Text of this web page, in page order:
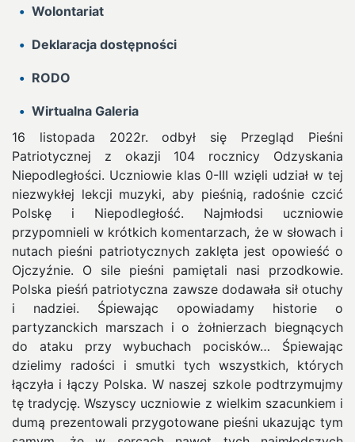
Wolontariat
Deklaracja dostępności
RODO
Wirtualna Galeria
16 listopada 2022r. odbył się Przegląd Pieśni
Patriotycznej z okazji 104 rocznicy Odzyskania
Niepodległości. Uczniowie klas 0-III wzięli udział w tej
niezwykłej lekcji muzyki, aby pieśnią, radośnie czcić
Polskę i Niepodległość. Najmłodsi uczniowie
przypomnieli w krótkich komentarzach, że w słowach i
nutach pieśni patriotycznych zaklęta jest opowieść o
Ojczyźnie. O sile pieśni pamiętali nasi przodkowie.
Polska pieśń patriotyczna zawsze dodawała sił otuchy
i nadziei. Śpiewając opowiadamy historie o
partyzanckich marszach i o żołnierzach biegnących
do ataku przy wybuchach pocisków… Śpiewając
dzielimy radości i smutki tych wszystkich, których
łączyła i łączy Polska. W naszej szkole podtrzymujmy
tę tradycję. Wszyscy uczniowie z wielkim szacunkiem i
dumą prezentowali przygotowane pieśni ukazując tym